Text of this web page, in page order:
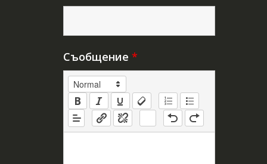
Съобщение *